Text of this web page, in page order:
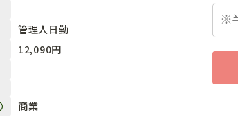
管理人日勤
12,090円
商業